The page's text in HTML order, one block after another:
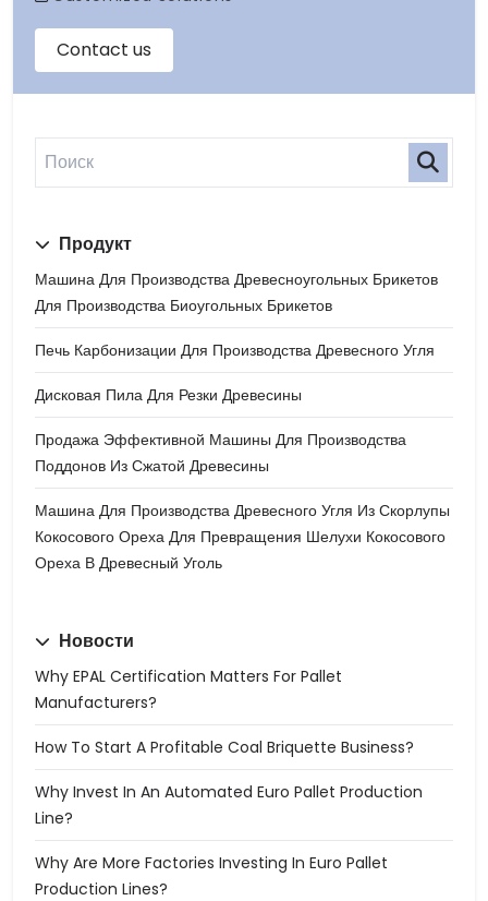
Продукт
Машина Для Производства Древесноугольных Брикетов
Для Производства Биоугольных Брикетов
Печь Карбонизации Для Производства Древесного Угля
Дисковая Пила Для Резки Древесины
Продажа Эффективной Машины Для Производства
Поддонов Из Сжатой Древесины
Машина Для Производства Древесного Угля Из Скорлупы
Кокосового Ореха Для Превращения Шелухи Кокосового
Ореха В Древесный Уголь
Новости
Why EPAL Certification Matters For Pallet
Manufacturers?
How To Start A Profitable Coal Briquette Business?
Why Invest In An Automated Euro Pallet Production
Line?
Why Are More Factories Investing In Euro Pallet
Production Lines?